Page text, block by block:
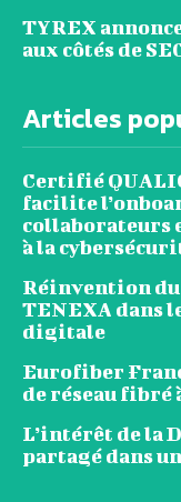
TYREX
aux côtés de
Articles
Certifié
facilite
collaborateurs
à la
Réinvention du
TENEXA dans
digitale
Eurofiber
de réseau fibré
L’intérêt de la
partagé dans